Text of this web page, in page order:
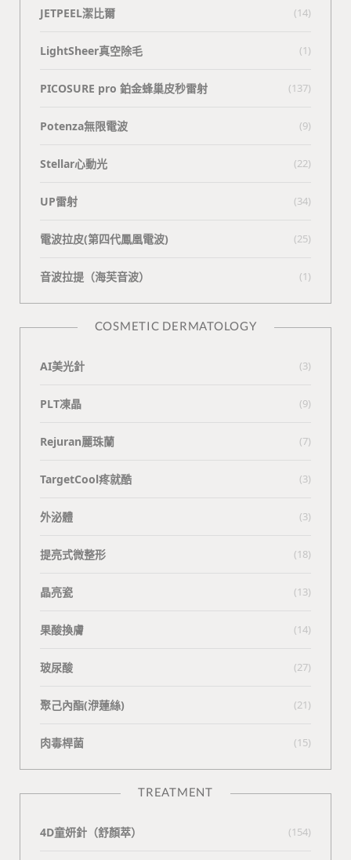
JETPEEL潔比爾 (14)
LightSheer真空除毛 (1)
PICOSURE pro 鉑金蜂巢皮秒雷射 (137)
Potenza無限電波 (9)
Stellar心動光 (22)
UP雷射 (34)
電波拉皮(第四代鳳凰電波) (25)
⾳波拉提（海芙⾳波） (1)
COSMETIC DERMATOLOGY
AI美光針 (3)
PLT凍晶 (9)
Rejuran麗珠蘭 (7)
TargetCool疼就酷 (3)
外泌體 (3)
提亮式微整形 (18)
晶亮瓷 (13)
果酸換膚 (14)
玻尿酸 (27)
聚己內酯(洢蓮絲) (21)
肉毒桿菌 (15)
TREATMENT
4D童妍針（舒顏萃） (154)